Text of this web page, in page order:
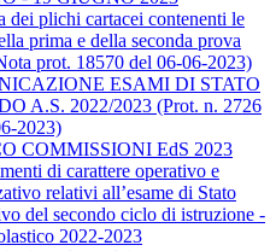
dei plichi cartacei contenenti le
prima e della seconda prova
prot. 18570 del 06-06-2023)
ESAMI DI STATO
A.S. 2022/2023 (Prot. n. 2726
2023)
COMMISSIONI EdS 2023
di carattere operativo e
relativi all’esame di Stato
del secondo ciclo di istruzione -
2022-2023